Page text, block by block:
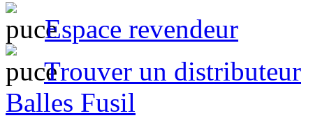
Espace revendeur
Trouver un distributeur
Balles Fusil